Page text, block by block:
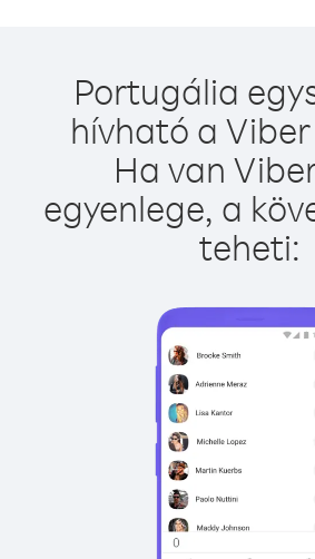
Portugália
hívható a
Ha van
egyenlege, a
teheti: